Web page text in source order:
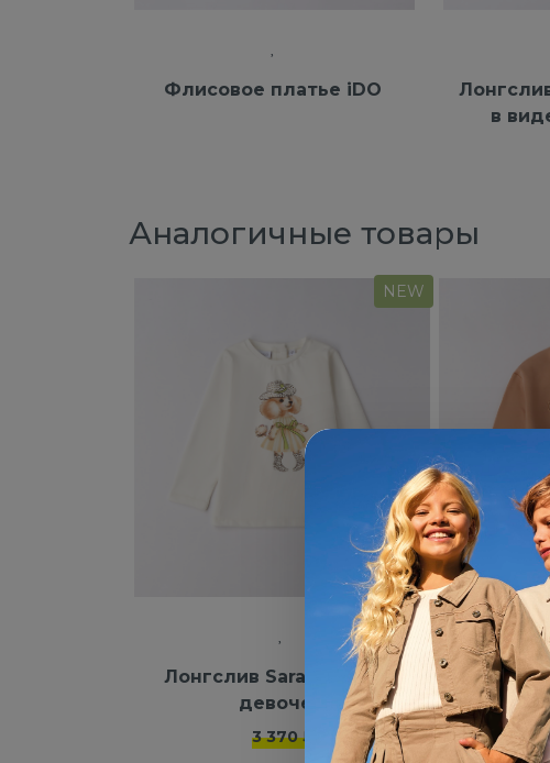
Флисовое платье iDO
в
Аналогичные товары
NEW
Лонгслив Saraband для
девочек
3 370 ₽